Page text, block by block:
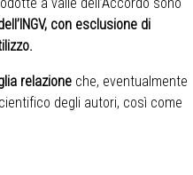
con esclusione di
relazione che, eventualmente
degli autori, così come